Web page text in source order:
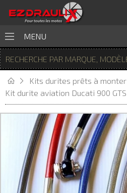
MENU
Kits durites prêts à monter
Kit durite aviation Ducati 900 GTS